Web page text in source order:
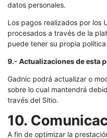
datos personales.
Los pagos realizados por los
procesados a través de la
puede tener su propia
9.- Actualizaciones de esta
Gadnic podrá actualizar o
sobre lo cual mantendrá
través del Sitio.
10.
A fin de optimizar la